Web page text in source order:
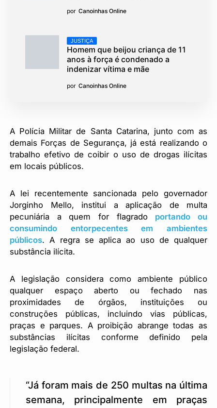
por Canoinhas Online
JUSTIÇA
Homem que beijou criança de 11
anos à força é condenado a
indenizar vítima e mãe
por Canoinhas Online
A Polícia Militar de Santa Catarina, junto com as
demais Forças de Segurança, já está realizando o
trabalho efetivo de coibir o uso de drogas ilícitas
em locais públicos.
A lei recentemente sancionada pelo governador
Jorginho Mello, institui a aplicação de multa
pecuniária a quem for flagrado portando ou
consumindo entorpecentes em ambientes
públicos. A regra se aplica ao uso de qualquer
substância ilícita.
A legislação considera como ambiente público
qualquer espaço aberto ou fechado nas
proximidades de órgãos, instituições ou
construções públicas, incluindo vias públicas,
praças e parques. A proibição abrange todas as
substâncias ilícitas conforme definido pela
legislação federal.
“Já foram mais de 250 multas na última
semana, principalmente em praças